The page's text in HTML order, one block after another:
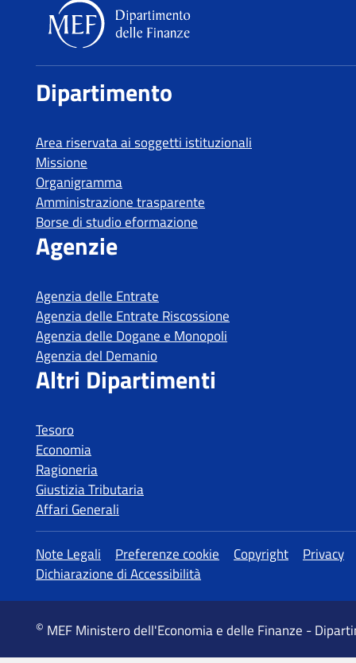
Dipartimento delle Finanze
Dipartimento
Area riservata ai soggetti istituzionali
Missione
Organigramma
Amministrazione trasparente
Borse di studio eformazione
Agenzie
Agenzia delle Entrate
Agenzia delle Entrate Riscossione
Agenzia delle Dogane e Monopoli
Agenzia del Demanio
Altri Dipartimenti
Tesoro
Economia
Ragioneria
Giustizia Tributaria
Affari Generali
Altre informazioni
Note Legali Preferenze cookie Copyright
Privacy
Dichiarazione di Accessibilità
© MEF Ministero dell'Economia e delle Finanze -